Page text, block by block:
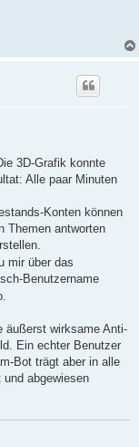
3D-Grafik konnte
Alle paar Minuten
Konten können
Themen antworten
mir über das
Benutzername
äußerst wirksame Anti-
Ein echter Benutzer
Bot trägt aber in alle
abgewiesen